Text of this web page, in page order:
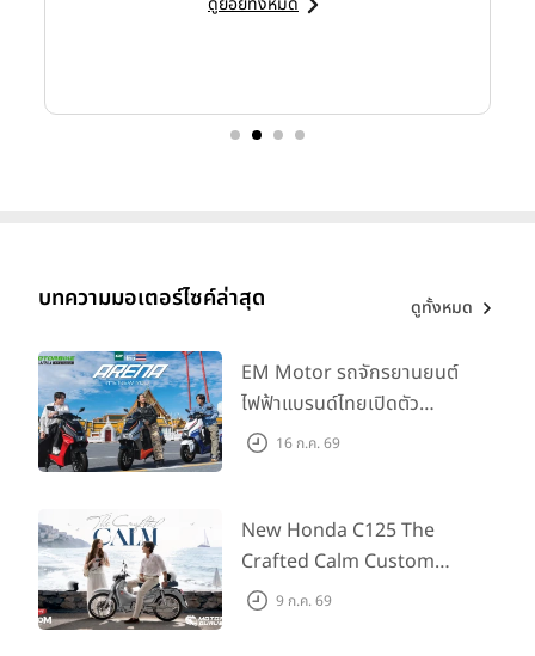
บทความมอเตอร์ไซค์ล่าสุด ดูทั้งหมด
EM Motor รถจักรยานยนต์
ไฟฟ้าแบรนด์ไทยเปิดตัว
ARENA ที่มาในราคาพิเศษ
555 คันแรกรับฟรี Adapter
Type2 ฟรี
16 ก.ค. 69
New Honda C125 The
Crafted Calm Custom
Edition ถ่ายทอดความคลาสสิ
9 ก.ค. 69